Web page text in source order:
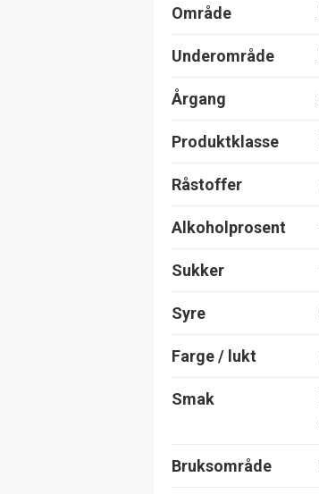
Område
Underområde
Årgang
Produktklasse
Råstoffer
Alkoholprosent
Sukker
Syre
Farge / lukt
Smak
Bruksområde